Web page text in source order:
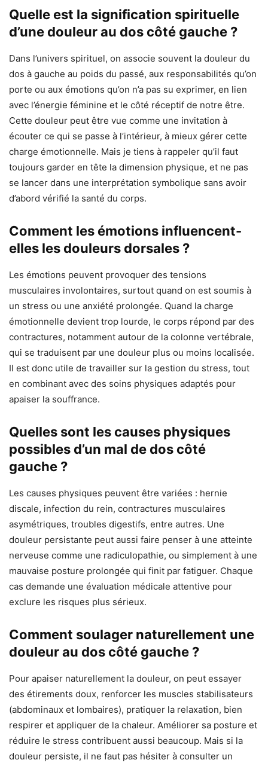
Quelle est la signification spirituelle
d’une douleur au dos côté gauche ?
Dans l’univers spirituel, on associe souvent la douleur du
dos à gauche au poids du passé, aux responsabilités qu’on
porte ou aux émotions qu’on n’a pas su exprimer, en lien
avec l’énergie féminine et le côté réceptif de notre être.
Cette douleur peut être vue comme une invitation à
écouter ce qui se passe à l’intérieur, à mieux gérer cette
charge émotionnelle. Mais je tiens à rappeler qu’il faut
toujours garder en tête la dimension physique, et ne pas
se lancer dans une interprétation symbolique sans avoir
d’abord vérifié la santé du corps.
Comment les émotions influencent-
elles les douleurs dorsales ?
Les émotions peuvent provoquer des tensions
musculaires involontaires, surtout quand on est soumis à
un stress ou une anxiété prolongée. Quand la charge
émotionnelle devient trop lourde, le corps répond par des
contractures, notamment autour de la colonne vertébrale,
qui se traduisent par une douleur plus ou moins localisée.
Il est donc utile de travailler sur la gestion du stress, tout
en combinant avec des soins physiques adaptés pour
apaiser la souffrance.
Quelles sont les causes physiques
possibles d’un mal de dos côté
gauche ?
Les causes physiques peuvent être variées : hernie
discale, infection du rein, contractures musculaires
asymétriques, troubles digestifs, entre autres. Une
douleur persistante peut aussi faire penser à une atteinte
nerveuse comme une radiculopathie, ou simplement à une
mauvaise posture prolongée qui finit par fatiguer. Chaque
cas demande une évaluation médicale attentive pour
exclure les risques plus sérieux.
Comment soulager naturellement une
douleur au dos côté gauche ?
Pour apaiser naturellement la douleur, on peut essayer
des étirements doux, renforcer les muscles stabilisateurs
(abdominaux et lombaires), pratiquer la relaxation, bien
respirer et appliquer de la chaleur. Améliorer sa posture et
réduire le stress contribuent aussi beaucoup. Mais si la
douleur persiste, il ne faut pas hésiter à consulter un